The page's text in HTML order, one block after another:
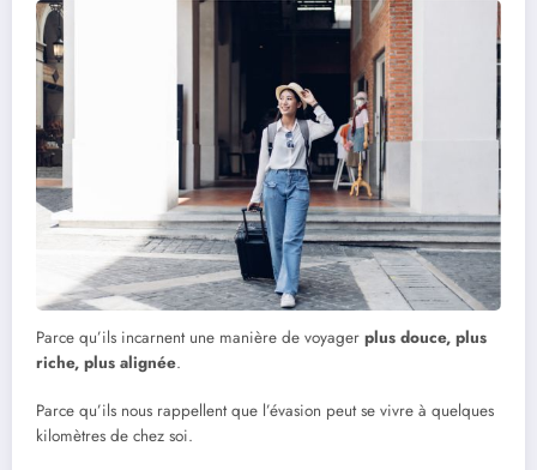
Parce qu’ils incarnent une manière de voyager plus douce, plus
riche, plus alignée.
Parce qu’ils nous rappellent que l’évasion peut se vivre à quelques
kilomètres de chez soi.